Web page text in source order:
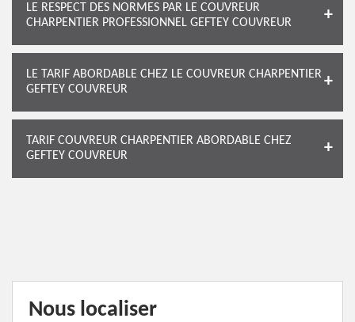
LE RESPECT DES NORMES PAR LE COUVREUR
CHARPENTIER PROFESSIONNEL GEFTEY COUVREUR
LE TARIF ABORDABLE CHEZ LE COUVREUR CHARPENTIER
GEFTEY COUVREUR
TARIF COUVREUR CHARPENTIER ABORDABLE CHEZ
GEFTEY COUVREUR
Nous localiser